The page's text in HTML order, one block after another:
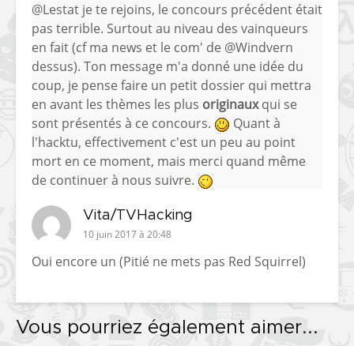
@Lestat je te rejoins, le concours précédent était
pas terrible. Surtout au niveau des vainqueurs
en fait (cf ma news et le com' de @Windvern
dessus). Ton message m'a donné une idée du
coup, je pense faire un petit dossier qui mettra
en avant les thèmes les plus originauxqui se
sont présentés à ce concours.
Quant à
l'hacktu, effectivement c'est un peu au point
mort en ce moment, mais merci quand même
de continuer à nous suivre.
Vita/TVHacking
10 juin 2017 à 20:48
Oui encore un (Pitié ne mets pas Red Squirrel)
Vous pourriez également aimer...